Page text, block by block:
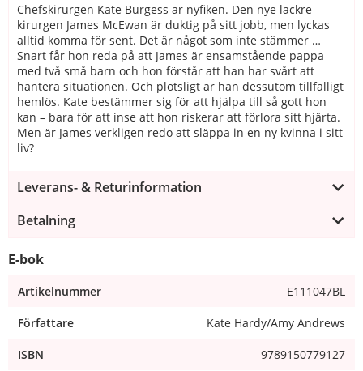
Chefskirurgen Kate Burgess är nyfiken. Den nye läckre
kirurgen James McEwan är duktig på sitt jobb, men lyckas
alltid komma för sent. Det är något som inte stämmer …
Snart får hon reda på att James är ensamstående pappa
med två små barn och hon förstår att han har svårt att
hantera situationen. Och plötsligt är han dessutom tillfälligt
hemlös. Kate bestämmer sig för att hjälpa till så gott hon
kan – bara för att inse att hon riskerar att förlora sitt hjärta.
Men är James verkligen redo att släppa in en ny kvinna i sitt
liv?
Leverans- & Returinformation
Betalning
E-bok
Artikelnummer E111047BL
Författare Kate Hardy/Amy Andrews
ISBN 9789150779127